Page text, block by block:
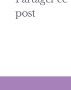
post